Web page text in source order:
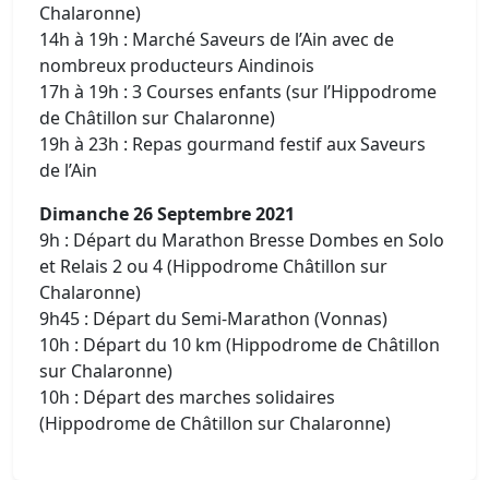
Chalaronne)
14h à 19h : Marché Saveurs de l’Ain avec de
nombreux producteurs Aindinois
17h à 19h : 3 Courses enfants (sur l’Hippodrome
de Châtillon sur Chalaronne)
19h à 23h : Repas gourmand festif aux Saveurs
de l’Ain
Dimanche 26 Septembre 2021
9h : Départ du Marathon Bresse Dombes en Solo
et Relais 2 ou 4 (Hippodrome Châtillon sur
Chalaronne)
9h45 : Départ du Semi-Marathon (Vonnas)
10h : Départ du 10 km (Hippodrome de Châtillon
sur Chalaronne)
10h : Départ des marches solidaires
(Hippodrome de Châtillon sur Chalaronne)